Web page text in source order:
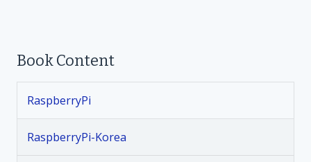
n
a
v
Book Content
RaspberryPi
RaspberryPi-Korea